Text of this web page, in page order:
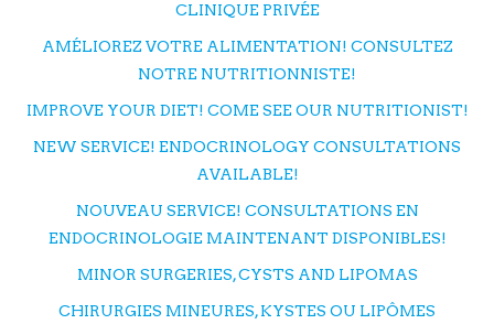
CLINIQUE PRIVÉE
AMÉLIOREZ VOTRE ALIMENTATION! CONSULTEZ
NOTRE NUTRITIONNISTE!
IMPROVE YOUR DIET! COME SEE OUR NUTRITIONIST!
NEW SERVICE! ENDOCRINOLOGY CONSULTATIONS
AVAILABLE!
NOUVEAU SERVICE! CONSULTATIONS EN
ENDOCRINOLOGIE MAINTENANT DISPONIBLES!
MINOR SURGERIES, CYSTS AND LIPOMAS
CHIRURGIES MINEURES, KYSTES OU LIPÔMES